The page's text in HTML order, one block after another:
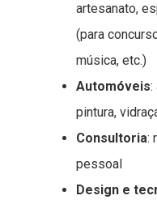
artesanato,
(para
música, etc.)
Automóveis:
pintura,
Consultoria:
pessoal
Design e